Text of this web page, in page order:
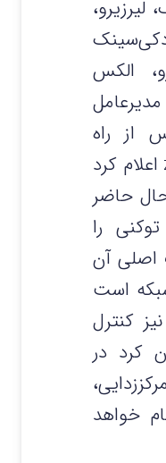
الکس
از راه
اندازی zkSync Era اعلام کرد
حاضر
را
اصلی آن
است
کنترل
کرد در
خواهد